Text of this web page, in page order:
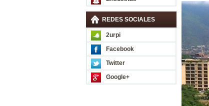
REDES SOCIALES
2urpi
Facebook
Twitter
Google+